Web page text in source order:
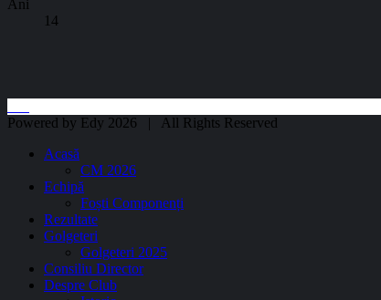
Ani
14
Powered by Edy 2026 | All Rights Reserved
Acasă
CM 2026
Echipă
Foști Componenți
Rezultate
Golgeteri
Golgeteri 2025
Consiliu Director
Despre Club